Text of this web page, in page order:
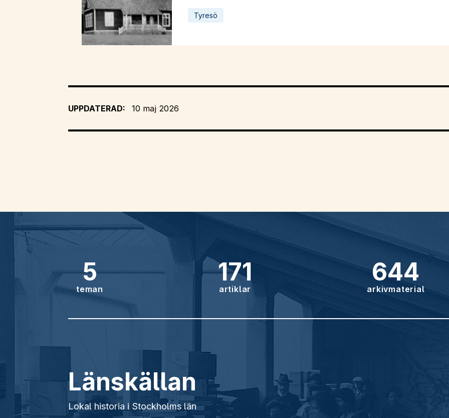
Tyresö
UPPDATERAD: 10 maj 2026
5
teman
171
artiklar
644
arkivmaterial
Länskällan
Lokal historia i Stockholms län